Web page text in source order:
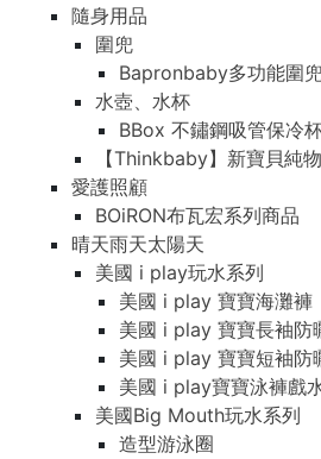
隨身用品
圍兜
Bapronbaby多功能圍
水壺、水杯
BBox 不鏽鋼吸管保冷
【Thinkbaby】新寶貝純
愛護照顧
BOiRON布瓦宏系列商品
晴天雨天太陽天
美國 i play玩水系列
美國 i play 寶寶海灘褲
美國 i play 寶寶長袖防
美國 i play 寶寶短袖防
美國 i play寶寶泳褲戲
美國Big Mouth玩水系列
造型游泳圈